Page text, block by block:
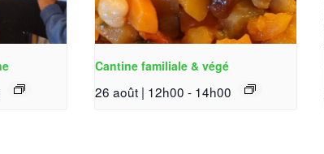
Cantine familiale & végé
26 août | 12h00 - 14h00